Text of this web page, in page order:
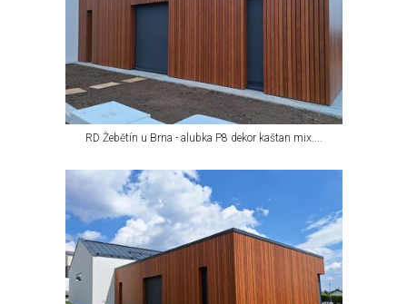
RD Žebětín u Brna - alubka P8 dekor kaštan mix....